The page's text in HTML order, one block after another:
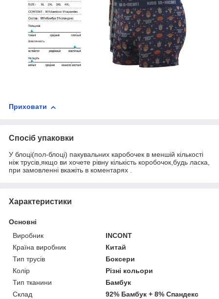
Приховати
Спосіб упаковки
У блоці(пол-блоці) пакувальних каробочек в меншій кількості
ніж трусів,якщо ви хочете рівну кількість коробочок,будь ласка,
при замовленні вкажіть в коментарях .
Характеристики
Основні
Виробник
INCONT
Країна виробник
Китай
Тип трусів
Боксери
Колір
Різні кольори
Тип тканини
Бамбук
Склад
92% Бамбук + 8% Спандекс